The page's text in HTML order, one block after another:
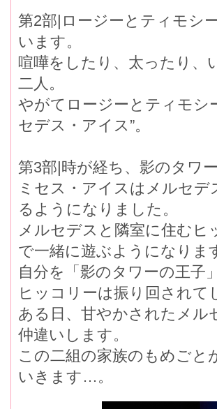
第2部|ロージーとティモシ
います。
喧嘩をしたり、太ったり、
二人。
やがてロージーとティモシ
セデス・アイス”。
第3部|時が経ち、影のタワ
ミセス・アイスはメルセ
るようになりました。
メルセデスと隣室に住むヒ
で一緒に遊ぶようになりま
自分を「影のタワーの王
ヒッコリーは振り回されて
ある日、甘やかされたメ
仲違いします。
この二組の家族のもめごと
いきます…。